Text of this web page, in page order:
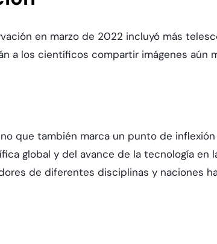
en marzo de 2022 incluyó más
a los científicos compartir imágenes aún
que también marca un punto de
global y del avance de la tecnología en
de diferentes disciplinas y naciones